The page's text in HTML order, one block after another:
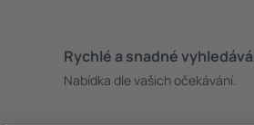
Rychlé a snadné
Nabídka dle vašich očekávání.